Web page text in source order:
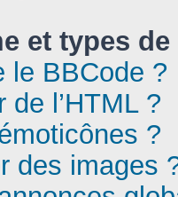
et types
le BBCode ?
l’HTML ?
?
des images